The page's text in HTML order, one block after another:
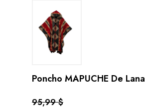
Poncho MAPUCHE De Lana
95,99 $